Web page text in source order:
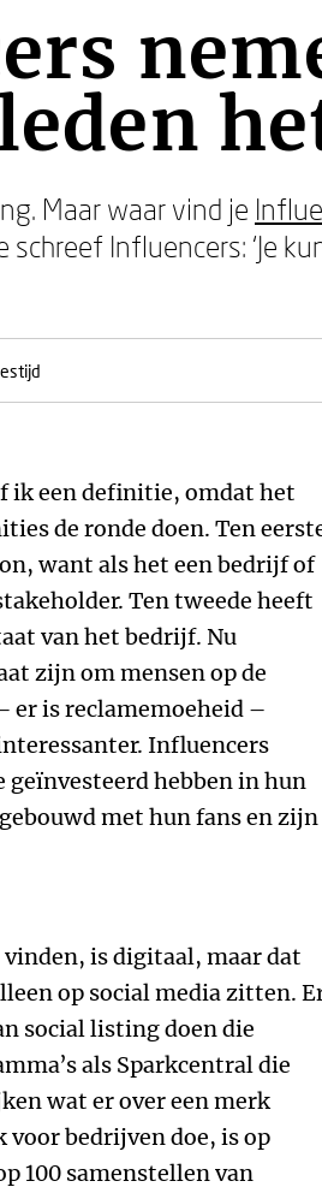
Maar waar vind je
schreef Influencers: ‘Je
ik een definitie, omdat het
de ronde doen. Ten
want als het een bedrijf of
Ten tweede heeft
van het bedrijf. Nu
zijn om mensen op de
is reclamemoeheid –
Influencers
geïnvesteerd hebben in hun
met hun fans en zijn
is digitaal, maar dat
op social media zitten.
social listing doen die
als Sparkcentral die
wat er over een merk
bedrijven doe, is op
100 samenstellen van